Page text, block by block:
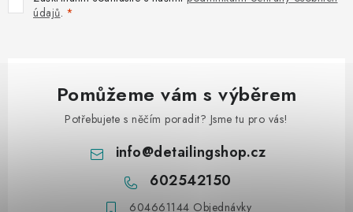
údajů.
Pomůžeme vám s výběrem
Potřebujete s něčím poradit? Jsme tu pro vás!
info@detailingshop.cz
602542150
604661144 Objednávky